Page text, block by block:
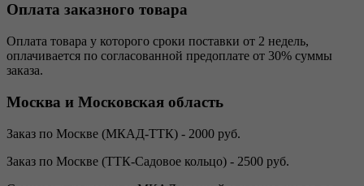
Оплата заказного товара
Оплата товара у которого сроки поставки от 2 недель,
оплачивается по согласованной предоплате от 30% суммы
заказа.
Москва и Московская область
Заказ по Москве (МКАД-ТТК) - 2000 руб.
Заказ по Москве (ТТК-Садовое кольцо) - 2500 руб.